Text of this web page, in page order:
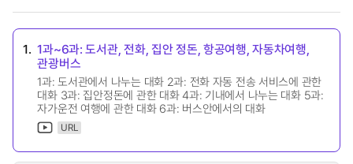
1. 1과~6과: 도서관, 전화, 집안 정돈, 항공여행, 자동차여행,
관광버스
1과: 도서관에서 나누는 대화 2과: 전화 자동 전송 서비스에 관한
대화 3과: 집안정돈에 관한 대화 4과: 기내에서 나누는 대화 5과:
자가운전 여행에 관한 대화 6과: 버스안에서의 대화
URL